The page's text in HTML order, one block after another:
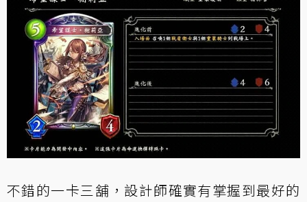
不錯的一卡三舖，設計師確實有掌握到最好的